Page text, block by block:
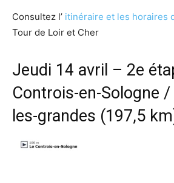
Consultez l’ itinéraire et les horaires
Tour de Loir et Cher
Jeudi 14 avril – 2e
Controis-en-Sologne /
les-grandes (197,5